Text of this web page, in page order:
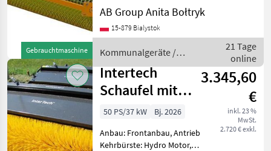
Kommunalgeraete
Intertech
KATEGORIE
WÄHLEN
Intertech
Fliegl
Gebrauchtmaschine
Tech łyżka ze szczotką 1,
8m, OZ07 - Szerokość: 1, 8
m - Waga: 380kg - Objętość
500 mm
AB Group Anita Bołtryk
15-879 Bialystok
Kommunalgeräte /
Intertech
21 Tage
online
Intertech
Schaufel mit
Bürste 2,4 m
3.345,60
€
inkl. 23 %
MwSt.
2.720 € exkl.
50 PS/37 kW
Bj. 2026
Anbau: Frontanbau, Antrieb
Kehrbürste: Hydro Motor,